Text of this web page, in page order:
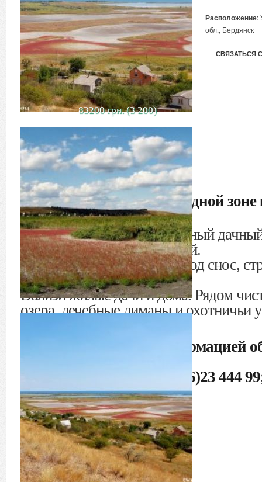
83200 грн. (3 200)
Расположение:
обл., Бердянск
СВЯЗАТЬСЯ
Дачный участок в заповедной зоне
Бердянск
Продается приватизированный
Расположен по ул. Рудневой.
На участке есть строение под снос,
материалы.
Вблизи жилые дачи и дома. Рядом
озера, лечебные лиманы и охотничьи
За более детальной информацией
телефонам:
+38(095)23 444 99; +38(096)23 444
99